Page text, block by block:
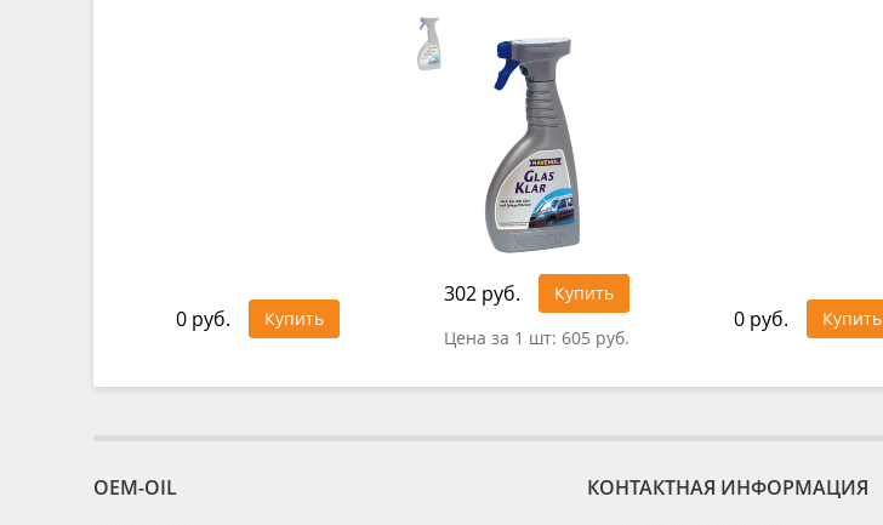
0 руб. Купить
302 руб.
Купить
Цена за 1 шт: 605 руб.
0 руб. Купить
OEM-OIL
КОНТАКТНАЯ ИНФОРМАЦИЯ